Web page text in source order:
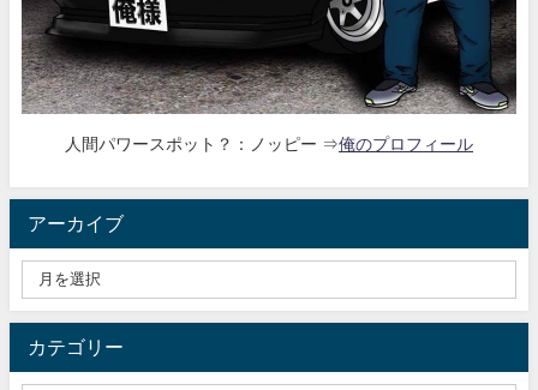
人間パワースポット？：ノッピー ⇒俺のプロフィール
アーカイブ
カテゴリー